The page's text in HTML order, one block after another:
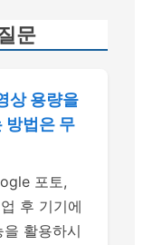
문
상 용량을
방법은 무
포토,
후 기기에
을 활용하시